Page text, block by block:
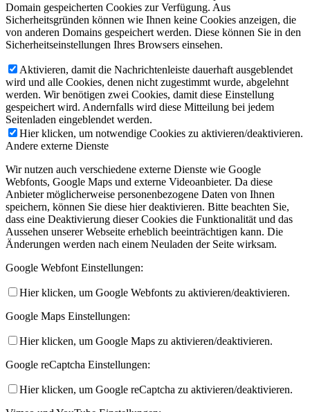
Domain gespeicherten Cookies zur Verfügung. Aus
Sicherheitsgründen können wie Ihnen keine Cookies anzeigen, die
von anderen Domains gespeichert werden. Diese können Sie in den
Sicherheitseinstellungen Ihres Browsers einsehen.
Aktivieren, damit die Nachrichtenleiste dauerhaft ausgeblendet
wird und alle Cookies, denen nicht zugestimmt wurde, abgelehnt
werden. Wir benötigen zwei Cookies, damit diese Einstellung
gespeichert wird. Andernfalls wird diese Mitteilung bei jedem
Seitenladen eingeblendet werden.
Hier klicken, um notwendige Cookies zu aktivieren/deaktivieren.
Andere externe Dienste
Wir nutzen auch verschiedene externe Dienste wie Google
Webfonts, Google Maps und externe Videoanbieter. Da diese
Anbieter möglicherweise personenbezogene Daten von Ihnen
speichern, können Sie diese hier deaktivieren. Bitte beachten Sie,
dass eine Deaktivierung dieser Cookies die Funktionalität und das
Aussehen unserer Webseite erheblich beeinträchtigen kann. Die
Änderungen werden nach einem Neuladen der Seite wirksam.
Google Webfont Einstellungen:
Hier klicken, um Google Webfonts zu aktivieren/deaktivieren.
Google Maps Einstellungen:
Hier klicken, um Google Maps zu aktivieren/deaktivieren.
Google reCaptcha Einstellungen:
Hier klicken, um Google reCaptcha zu aktivieren/deaktivieren.